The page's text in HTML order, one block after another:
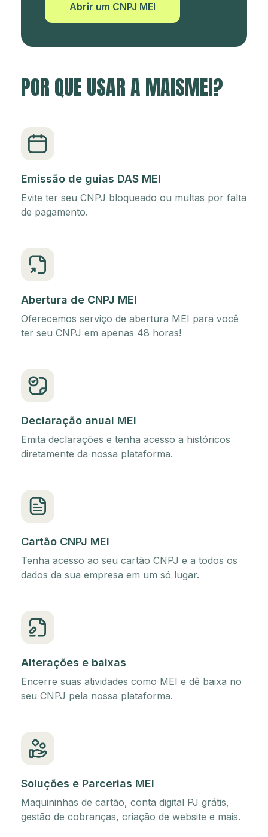
Abrir um CNPJ MEI
POR QUE USAR A MAISMEI?
Emissão de guias DAS MEI
Evite ter seu CNPJ bloqueado ou multas por falta
de pagamento.
Abertura de CNPJ MEI
Oferecemos serviço de abertura MEI para você
ter seu CNPJ em apenas 48 horas!
Declaração anual MEI
Emita declarações e tenha acesso a históricos
diretamente da nossa plataforma.
Cartão CNPJ MEI
Tenha acesso ao seu cartão CNPJ e a todos os
dados da sua empresa em um só lugar.
Alterações e baixas
Encerre suas atividades como MEI e dê baixa no
seu CNPJ pela nossa plataforma.
Soluções e Parcerias MEI
Maquininhas de cartão, conta digital PJ grátis,
gestão de cobranças, criação de website e mais.